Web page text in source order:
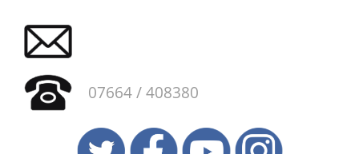
07664 / 408380